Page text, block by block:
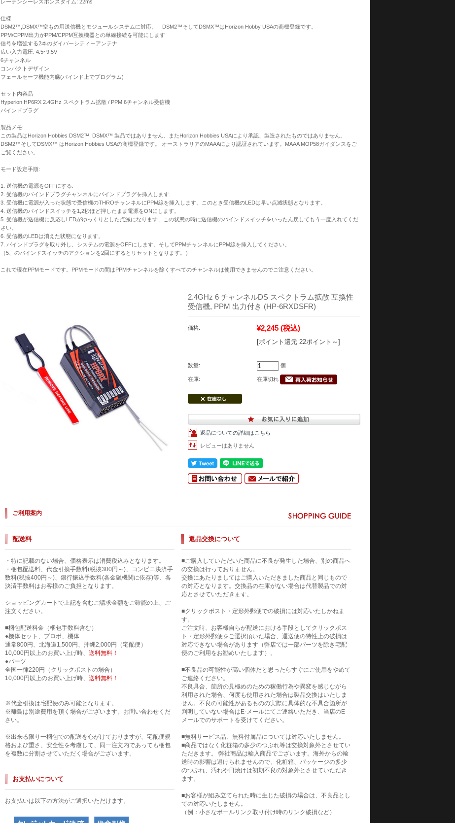
レーテンシーレスポンスタイム: 22ms
仕様
DSM2™,DSMX™空もの用送信機とモジュールシステムに対応。 DSM2™そしてDSMX™はHorizon Hobby USAの商標登録です。
PPM/CPPM出力がPPM/CPPM互換機器との単線接続を可能にします
信号を増強する2本のダイバーシティーアンテナ
広い入力電圧: 4.5~9.5V
6チャンネル
コンパクトデザイン
フェールセーフ機能内臓(バインド上でプログラム)
セット内容品
Hyperion HP6RX 2.4GHz スペクトラム拡散 / PPM 6チャンネル受信機
バインドプラグ
製品メモ:
この製品はHorizon Hobbies DSM2™, DSMX™ 製品ではありません、またHorizon Hobbies USAにより承認、製造されたものではありません。
DSM2™そしてDSMX™ はHorizon Hobbies USAの商標登録です。 オーストラリアのMAAAにより認証されています。MAAA MOP58ガイダンスをご
ご覧ください。
モード設定手順:
1. 送信機の電源をOFFにする.
2. 受信機のバインドプラグチャンネルにバインドプラグを挿入します.
3. 受信機に電源が入った状態で受信機のTHROチャンネルにPPM線を挿入します。このとき受信機のLEDは早い点滅状態となります。
4. 送信機のバインドスイッチを1,2秒ほど押したまま電源をONにします。
5. 受信機が送信機に反応しLEDがゆっくりとした点滅になります、この状態の時に送信機のバインドスイッチをいったん戻してもう一度入れてくだ
さい。
6. 受信機のLEDは消えた状態になります。
7. バインドプラグを取り外し、システムの電源をOFFにします。そしてPPMチャンネルにPPM線を挿入してください。
（5、のバインドスイッチのアクションを2回にするとリセットとなります。）
これで現在PPMモードです。PPMモードの間はPPMチャンネルを除くすべてのチャンネルは使用できませんのでご注意ください。
2.4GHz 6 チャンネルDS スペクトラム拡散 互換性
受信機, PPM 出力付き (HP-6RXDSFR)
価格: ¥2,245 (税込)
[ポイント還元 22ポイント～]
数量: 個
在庫: 在庫切れ
返品についての詳細はこちら
レビューはありません
ご利用案内
配送料
・特に記載のない場合、価格表示は消費税込みとなります。
・梱包配送料、代金引換手数料(税抜300円～)、コンビニ決済手
数料(税抜400円～)、銀行振込手数料(各金融機関に依存)等、各
決済手数料はお客様のご負担となります。
ショッピングカートで上記を含むご請求金額をご確認の上、ご
注文ください。
■梱包配送料金（梱包手数料含む）
●機体セット、プロポ、機体
通常800円、北海道1,500円、沖縄2,000円（宅配便）
10,000円以上のお買い上げ時、 送料無料！
●パーツ
全国一律220円（クリックポストの場合）
10,000円以上のお買い上げ時、 送料無料！
※代金引換は宅配便のみ可能となります。
※離島は別途費用を頂く場合がございます。お問い合わせくだ
さい。
※出来る限り一梱包での配送を心がけておりますが、宅配便規
格および重さ、安全性を考慮して、同一注文内であっても梱包
を複数に分割させていただく場合がございます。
お支払いについて
お支払いは以下の方法がご選択いただけます。
返品交換について
■ご購入していただいた商品に不良が発生した場合、別の商品へ
の交換は行っておりません。
交換にあたりましてはご購入いただきました商品と同じもので
の対応となります。交換品の在庫がない場合は代替製品での対
応とさせていただきます。
■クリックポスト・定形外郵便での破損には対応いたしかねま
す。
ご注文時、お客様自らが配送における手段としてクリックポス
ト・定形外郵便をご選択頂いた場合、運送便の特性上の破損は
対応できない場合があります（弊店では一部パーツを除き宅配
便のご利用をお勧めいたします）。
■不良品の可能性が高い個体だと思ったらすぐにご使用をやめて
ご連絡ください。
不良具合、箇所の見極めのための稼働行為や異変を感じながら
利用された場合、何度も使用された場合は製品交換はいたしま
せん。不良の可能性があるものの実際に具体的な不具合箇所が
判明していない場合はE-メールにてご連絡いただき、当店のE
メールでのサポートを受けてください。
■無料サービス品、無料付属品については対応いたしません。
■商品ではなく化粧箱の多少のつぶれ等は交換対象外とさせてい
ただきます。 弊社商品は輸入商品でございます。海外からの輸
送時の影響は避けられませんので、化粧箱、パッケージの多少
のつぶれ、汚れや日焼けは初期不良の対象外とさせていただき
ます。
■お客様が組み立てられた時に生じた破損の場合は、不良品とし
ての対応いたしません。
（例：小さなボールリンク取り付け時のリンク破損など）